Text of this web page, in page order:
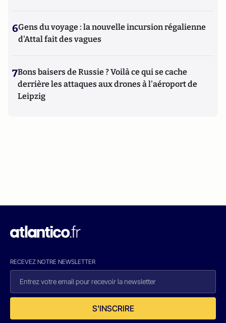
6Gens du voyage : la nouvelle incursion régalienne
d'Attal fait des vagues
7Bons baisers de Russie ? Voilà ce qui se cache
derrière les attaques aux drones à l'aéroport de
Leipzig
RECEVEZ NOTRE NEWSLETTER
S'INSCRIRE